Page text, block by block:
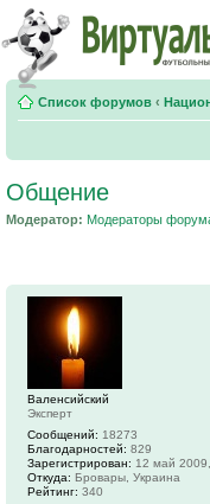
Список форумов ‹
Общение
Модератор: Модераторы
Валенсийский
Эксперт
Сообщений: 18273
Благодарностей: 829
Зарегистрирован: 12 май
Откуда: Бровары, Украина
Рейтинг: 340